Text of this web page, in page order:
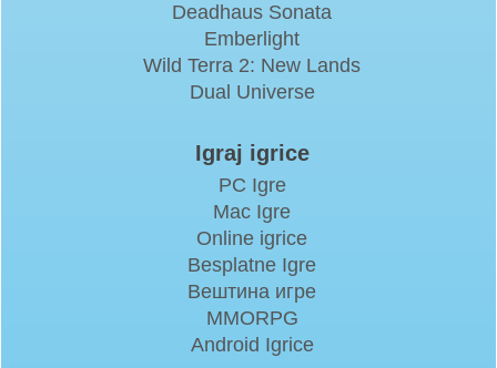
Deadhaus Sonata
Emberlight
Wild Terra 2: New Lands
Dual Universe
Igraj igrice
PC Igre
Mac Igre
Online igrice
Besplatne Igre
Вештина игре
MMORPG
Android Igrice